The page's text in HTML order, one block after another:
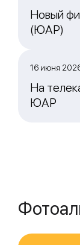
Новый
(ЮАР)
16 июня
На
ЮАР